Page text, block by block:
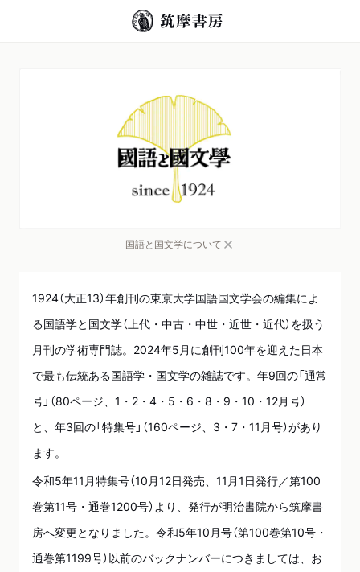
国語と国文学について
1924（大正13）年創刊の東京大学国語国文学会の編集によ
る国語学と国文学（上代・中古・中世・近世・近代）を扱う
月刊の学術専門誌。2024年5月に創刊100年を迎えた日本
で最も伝統ある国語学・国文学の雑誌です。年9回の「通常
号」（80ページ、1・2・4・5・6・8・9・10・12月号）
と、年3回の「特集号」（160ページ、3・7・11月号）があり
ます。
令和5年11月特集号（10月12日発売、11月1日発行／第100
巻第11号・通巻1200号）より、発行が明治書院から筑摩書
房へ変更となりました。令和5年10月号（第100巻第10号・
通巻第1199号）以前のバックナンバーにつきましては、お